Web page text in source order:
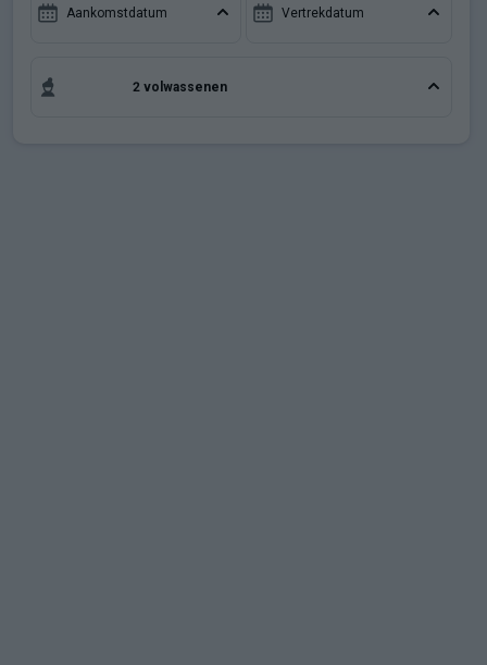
Aankomstdatum Vertrekdatum
2 volwassenen